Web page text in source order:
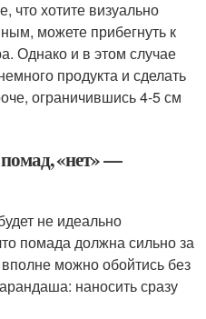
что хотите визуально
можете прибегнуть к
Однако и в этом случае
продукта и сделать
ограничившись 4-5 см
помад, «нет» —
не идеально
помада должна сильно за
можно обойтись без
наносить сразу